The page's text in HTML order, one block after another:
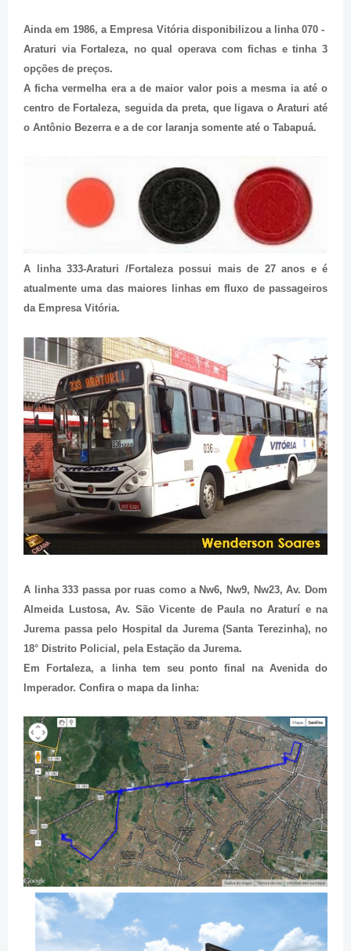
Ainda em 1986, a Empresa Vitória disponibilizou a linha 070 -
Araturi via Fortaleza, no qual operava com fichas e tinha 3
opções de preços.
A ficha vermelha era a de maior valor pois a mesma ia até o
centro de Fortaleza, seguida da preta, que ligava o Araturi até
o Antônio Bezerra e a de cor laranja somente até o Tabapuá.
A linha 333-Araturi /Fortaleza possui mais de 27 anos e é
atualmente uma das maiores linhas em fluxo de passageiros
da Empresa Vitória.
A linha 333 passa por ruas como a Nw6, Nw9, Nw23, Av. Dom
Almeida Lustosa, Av. São Vicente de Paula no Araturí e na
Jurema passa pelo Hospital da Jurema (Santa Terezinha), no
18° Distrito Policial, pela Estação da Jurema.
Em Fortaleza, a linha tem seu ponto final na Avenida do
Imperador. Confira o mapa da linha: